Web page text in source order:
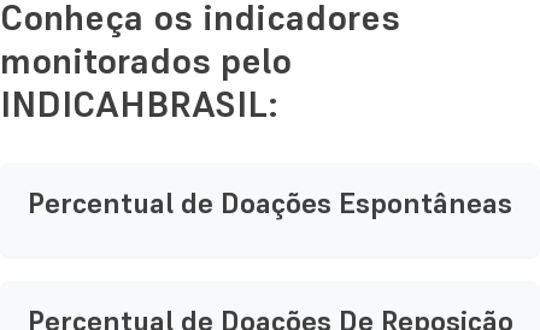
Conheça os indicadores
monitorados pelo
INDICAHBRASIL:
Percentual de Doações Espontâneas
Percentual de Doações De Reposição